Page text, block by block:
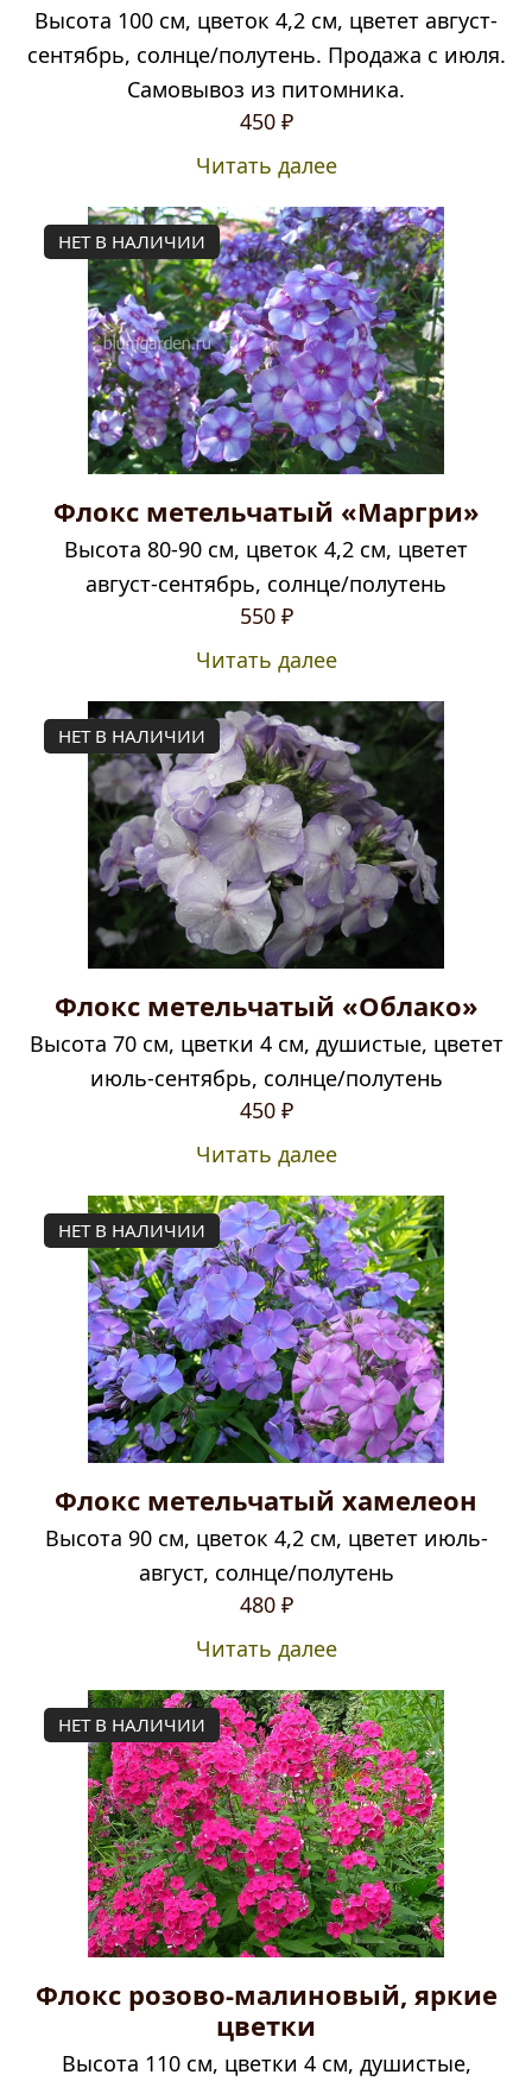
Высота 100 см, цветок 4,2 см, цветет август-
сентябрь, солнце/полутень. Продажа с июля.
Самовывоз из питомника.
450 ₽
Читать далее
НЕТ В НАЛИЧИИ
Флокс метельчатый «Маргри»
Высота 80-90 см, цветок 4,2 см, цветет
август-сентябрь, солнце/полутень
550 ₽
Читать далее
НЕТ В НАЛИЧИИ
Флокс метельчатый «Облако»
Высота 70 см, цветки 4 см, душистые, цветет
июль-сентябрь, солнце/полутень
450 ₽
Читать далее
НЕТ В НАЛИЧИИ
Флокс метельчатый хамелеон
Высота 90 см, цветок 4,2 см, цветет июль-
август, солнце/полутень
480 ₽
Читать далее
НЕТ В НАЛИЧИИ
Флокс розово-малиновый, яркие
цветки
Высота 110 см, цветки 4 см, душистые,